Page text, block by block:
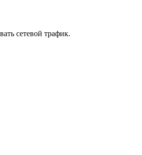
сетевой трафик.